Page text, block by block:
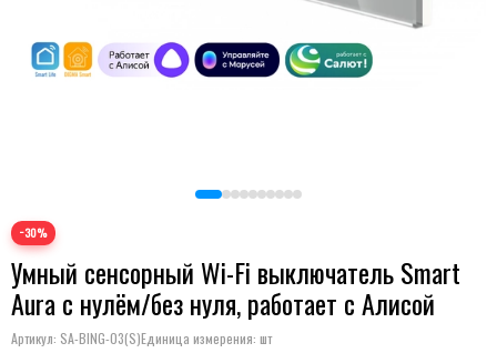
−30%
Умный сенсорный Wi-Fi выключатель Smart
Aura с нулём/без нуля, работает с Алисой
Артикул: SA-BING-03(S)Единица измерения: шт